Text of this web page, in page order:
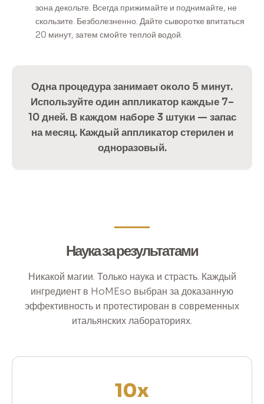
зона декольте. Всегда прижимайте и поднимайте, не
скользите. Безболезненно. Дайте сыворотке впитаться
20 минут, затем смойте теплой водой.
Одна процедура занимает около 5 минут.
Используйте один аппликатор каждые 7–
10 дней. В каждом наборе 3 штуки — запас
на месяц. Каждый аппликатор стерилен и
одноразовый.
Наука за результатами
Никакой магии. Только наука и страсть. Каждый
ингредиент в HoMEso выбран за доказанную
эффективность и протестирован в современных
итальянских лабораториях.
10x